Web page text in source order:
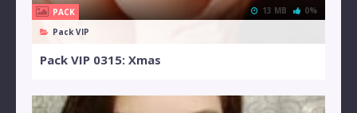
PACK
Pack VIP
13 MB 0%
Pack VIP 0315: Xmas